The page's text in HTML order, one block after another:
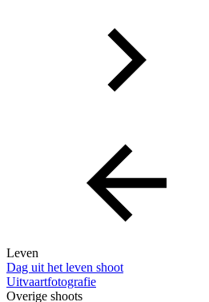
Leven
Dag uit het leven shoot
Uitvaartfotografie
Overige shoots